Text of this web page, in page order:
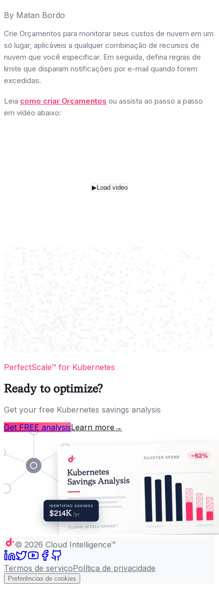
By Matan Bordo
Crie Orçamentos para monitorar seus custos de nuvem em um
só lugar, aplicáveis a qualquer combinação de recursos de
nuvem que você especificar. Em seguida, defina regras de
limite que disparam notificações por e-mail quando forem
excedidas.
Leia como criar Orçamentos ou assista ao passo a passo
em vídeo abaixo:
▶Load video
PerfectScale™ for Kubernetes
Ready to optimize?
Get your free Kubernetes savings analysis
Get FREE analysisLearn more →
© 2026 Cloud Intelligence™
Termos de serviçoPolítica de privacidade
Preferências de cookies